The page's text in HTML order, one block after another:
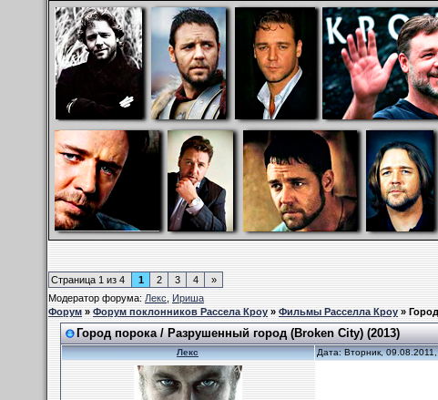
Страница 1 из 4 1 2 3 4
»
Модератор форума:Лекс,Ириша
Форум»Форум поклонников Рассела Кроу»Фильмы Расселла Кроу»
Город порока / Разрушенный город (Broken City) (2013)
Лекс Дата: Вторник,